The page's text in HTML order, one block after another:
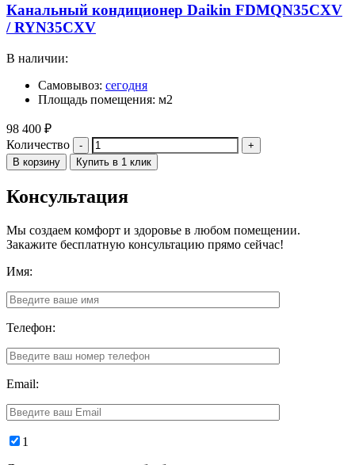
Канальный кондиционер Daikin FDMQN35CXV
/ RYN35CXV
В наличии:
Самовывоз: сегодня
Площадь помещения: м2
98 400 ₽
Количество
В корзину Купить в 1 клик
Консультация
Мы создаем комфорт и здоровье в любом помещении.
Закажите бесплатную консультацию прямо сейчас!
Имя:
Телефон:
Email:
1